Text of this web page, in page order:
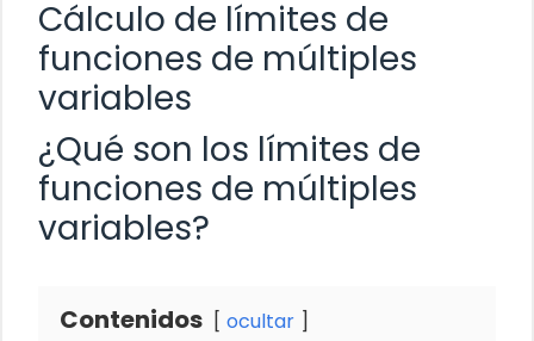
Cálculo de límites de
funciones de múltiples
variables
¿Qué son los límites de
funciones de múltiples
variables?
Contenidos ocultar